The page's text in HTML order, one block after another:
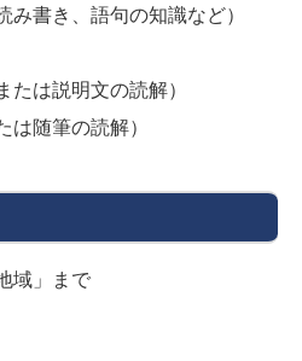
み書き、語句の知識など）
たは説明文の読解）
は随筆の読解）
域」まで